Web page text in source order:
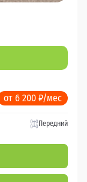
от 6 200 ₽/мес
Передний